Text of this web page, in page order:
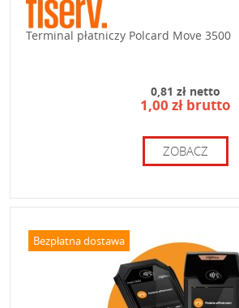
Terminal płatniczy Polcard Move 3500
0,81 zł netto
1,00 zł brutto
ZOBACZ
Bezpłatna dostawa